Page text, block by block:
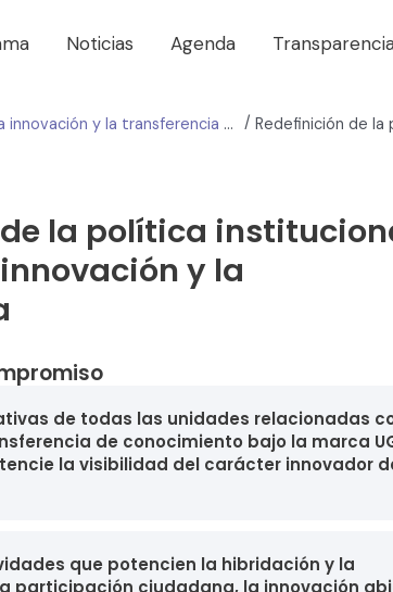
Noticias Agenda
Posicionar la innovación y la transferencia de conocimiento en la UGR al mismo nivel que la investigación /
la política
y la
de todas las unidades relacionadas
de conocimiento bajo la marca
la visibilidad del carácter innovador
que potencien la hibridación y la
participación ciudadana, la innovación